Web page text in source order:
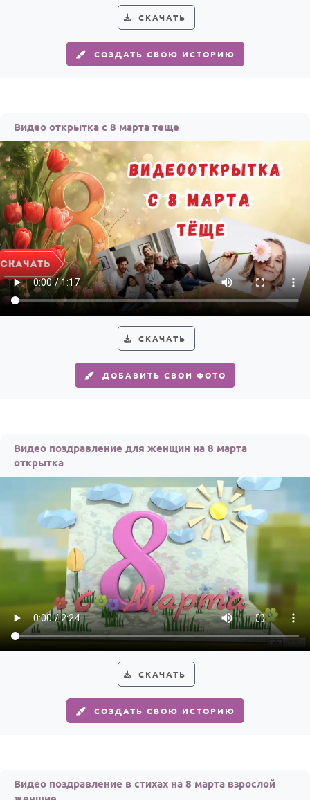
СКАЧАТЬ
СОЗДАТЬ СВОЮ ИСТОРИЮ
Видео открытка с 8 марта теще
СКАЧАТЬ
ДОБАВИТЬ СВОИ ФОТО
Видео поздравление для женщин на 8 марта
открытка
СКАЧАТЬ
СОЗДАТЬ СВОЮ ИСТОРИЮ
Видео поздравление в стихах на 8 марта взрослой